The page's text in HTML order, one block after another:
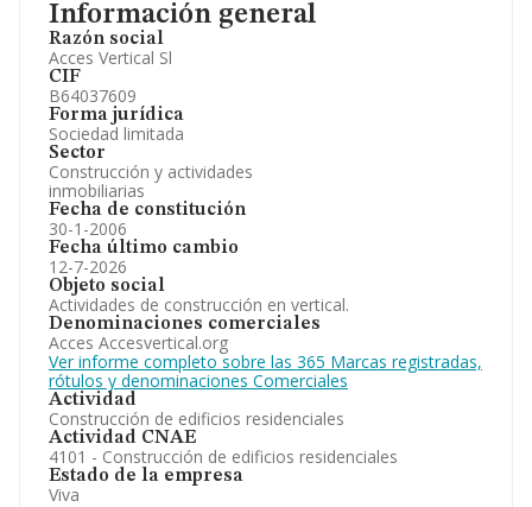
Información general
Razón social
Acces Vertical Sl
CIF
B64037609
Forma jurídica
Sociedad limitada
Sector
Construcción y actividades
inmobiliarias
Fecha de constitución
30-1-2006
Fecha último cambio
12-7-2026
Objeto social
Actividades de construcción en vertical.
Denominaciones comerciales
Acces Accesvertical.org
Ver informe completo sobre las 365 Marcas registradas,
rótulos y denominaciones Comerciales
Actividad
Construcción de edificios residenciales
Actividad CNAE
4101 - Construcción de edificios residenciales
Estado de la empresa
Viva